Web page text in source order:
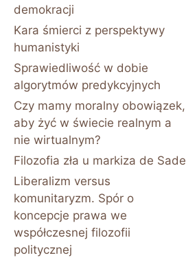
demokracji
Kara śmierci z perspektywy
humanistyki
Sprawiedliwość w dobie
algorytmów predykcyjnych
Czy mamy moralny obowiązek,
aby żyć w świecie realnym a
nie wirtualnym?
Filozofia zła u markiza de Sade
Liberalizm versus
komunitaryzm. Spór o
koncepcje prawa we
współczesnej filozofii
politycznej